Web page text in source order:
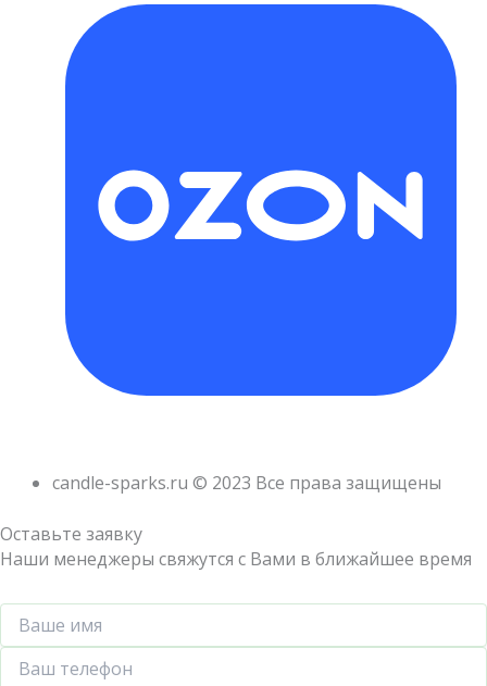
candle-sparks.ru © 2023 Все права защищены
Оставьте заявку
Наши менеджеры свяжутся с Вами в ближайшее время